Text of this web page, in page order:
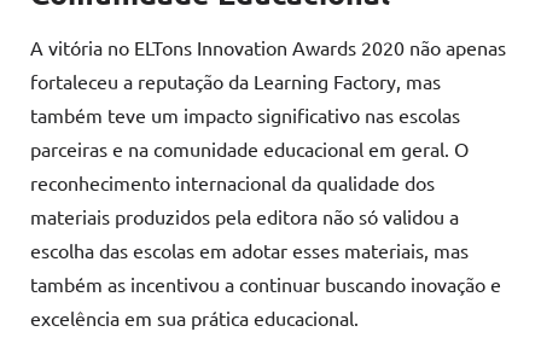
A vitória no ELTons Innovation Awards 2020 não apenas
fortaleceu a reputação da Learning Factory, mas
também teve um impacto significativo nas escolas
parceiras e na comunidade educacional em geral. O
reconhecimento internacional da qualidade dos
materiais produzidos pela editora não só validou a
escolha das escolas em adotar esses materiais, mas
também as incentivou a continuar buscando inovação e
excelência em sua prática educacional.